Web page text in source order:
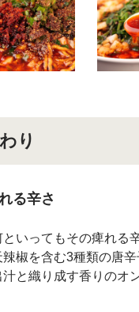
り
る辛さ
いってもその痺れる
椒を含む3種類の唐
と織り成す香りのオ